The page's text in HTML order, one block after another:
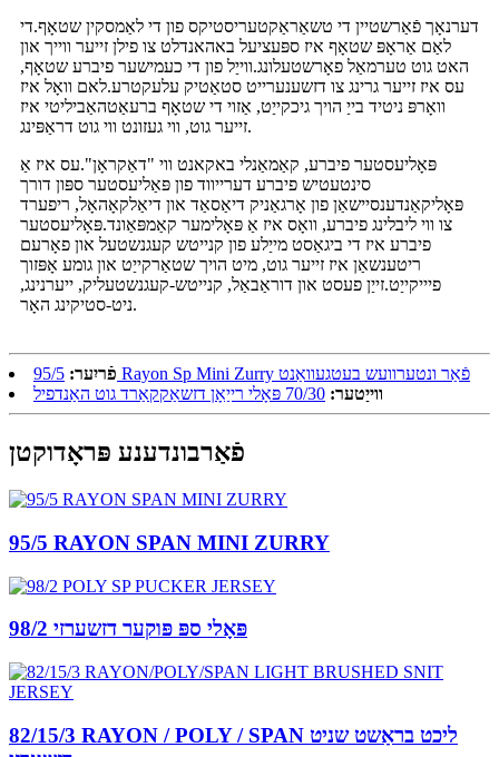
דערנאָך פֿאַרשטיין די טשאַראַקטעריסטיקס פון די לאַמסקין שטאָף.די
לאַם אַראָפּ שטאָף איז ספּעציעל באהאנדלט צו פילן זייער ווייך און
האט גוט טערמאַל פאָרשטעלונג.ווייַל פון די כעמישער פיברע שטאָף,
עס איז זייער גרינג צו דזשענערייט סטאַטיק עלעקטרע.לאם וואָל איז
וואָרפּ ניטיד בייַ הויך גיכקייַט, אַזוי די שטאָף ברעאַטהאַביליטי איז
זייער גוט, ווי געזונט ווי גוט דראַפּינג.
פּאָליעסטער פיברע, קאַמאַנלי באקאנט ווי "דאַקראָן".עס איז אַ
סינטעטיש פיברע דערייווד פון פּאַליעסטער ספּון דורך
פּאָליקאַנדענסיישאַן פון אָרגאַניק דיאַסאַד און דיאַלקאָהאָל, ריפערד
צו ווי ליבלינג פיברע, וואָס איז אַ פּאָלימער קאַמפּאַונד.פּאָליעסטער
פיברע איז די ביגאַסט מייַלע פון ​​קנייטש קעגנשטעל און פאָרעם
ריטענשאַן איז זייער גוט, מיט הויך שטאַרקייַט און גומע אָפּזוך
פיייקייַט.זייַן פעסט און דוראַבאַל, קנייטש-קעגנשטעליק, ייערנינג,
ניט-סטיקינג האָר.
פֿריִער:
95/5 Rayon Sp Mini Zurry פֿאַר ונטערוועש בעטגעוואַנט
ווייַטער: 70/30 פּאָלי רייַאָן דזשאַקקאַרד גוט האַנדפיל
פֿאַרבונדענע פּראָדוקטן
95/5 RAYON SPAN MINI ZURRY
98/2 פּאָלי ספּ פּוקער דזשערזי
82/15/3 RAYON / POLY / SPAN ליכט בראַשט שניט